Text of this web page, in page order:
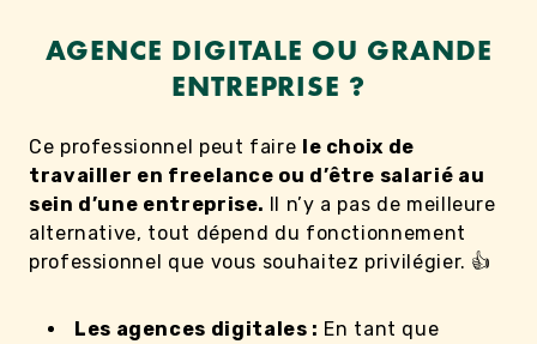
AGENCE DIGITALE OU GRANDE
ENTREPRISE ?
Ce professionnel peut faire le choix de
travailler en freelance ou d’être salarié au
sein d’une entreprise. Il n’y a pas de meilleure
alternative, tout dépend du fonctionnement
professionnel que vous souhaitez privilégier. 👍
Les agences digitales : En tant que